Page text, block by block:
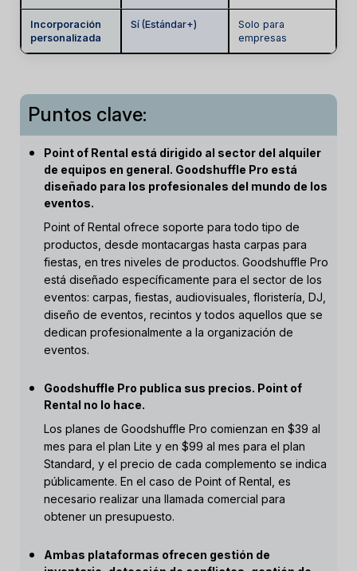
Incorporación
personalizada
Sí (Estándar+)
Solo para
empresas
Puntos clave:
Point of Rental está dirigido al sector del alquiler
de equipos en general. Goodshuffle Pro está
diseñado para los profesionales del mundo de los
eventos.
Point of Rental ofrece soporte para todo tipo de
productos, desde montacargas hasta carpas para
fiestas, en tres niveles de productos. Goodshuffle Pro
está diseñado específicamente para el sector de los
eventos: carpas, fiestas, audiovisuales, floristería, DJ,
diseño de eventos, recintos y todos aquellos que se
dedican profesionalmente a la organización de
eventos.
Goodshuffle Pro publica sus precios. Point of
Rental no lo hace.
Los planes de Goodshuffle Pro comienzan en $39 al
mes para el plan Lite y en $99 al mes para el plan
Standard, y el precio de cada complemento se indica
públicamente. En el caso de Point of Rental, es
necesario realizar una llamada comercial para
obtener un presupuesto.
Ambas plataformas ofrecen gestión de